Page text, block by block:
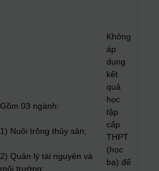
Gồm 03 ngành:
1) Nuôi trông thủy sản;
2) Quản lý tài nguyên và
môi trường;
Không
áp
dụng
kết
quả
học
tập
cấp
THPT
(học
bạ) để